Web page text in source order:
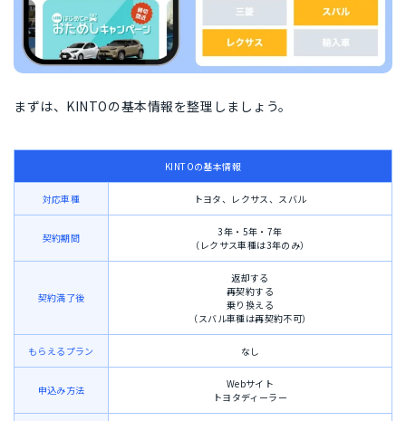
まずは、KINTOの基本情報を整理しましょう。
KINTOの基本情報
対応車種 トヨタ、レクサス、スバル
契約期間
3年・5年・7年
（レクサス車種は3年のみ）
契約満了後
返却する
再契約する
乗り換える
（スバル車種は再契約不可）
もらえるプラン なし
申込み方法
Webサイト
トヨタディーラー